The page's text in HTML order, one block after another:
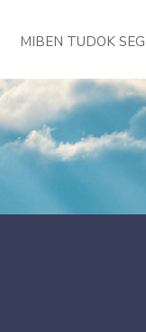
MIBEN TUDOK